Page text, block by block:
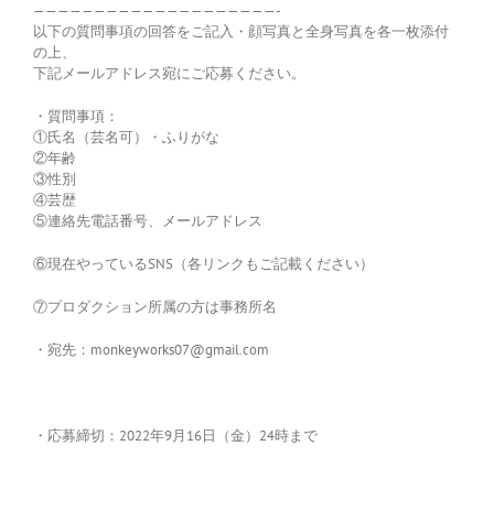
————————————————————-
以下の質問事項の回答をご記入・顔写真と全身写真を各一枚添付
の上、
下記メールアドレス宛にご応募ください。
・質問事項：
①氏名（芸名可）・ふりがな
②年齢
③性別
④芸歴
⑤連絡先電話番号、メールアドレス
⑥現在やっているSNS（各リンクもご記載ください）
⑦プロダクション所属の方は事務所名
・宛先：monkeyworks07@gmail.com
・応募締切：2022年9月16日（金）24時まで